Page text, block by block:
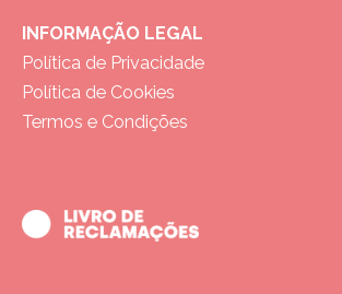
INFORMAÇÃO LEGAL
Política de Privacidade
Política de Cookies
Termos e Condições